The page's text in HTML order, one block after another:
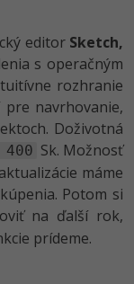
editor Sketch,
s operačným
rozhranie
navrhovanie,
Doživotná
400 Sk. Možnosť
máme
Potom si
na ďalší rok,
prídeme.